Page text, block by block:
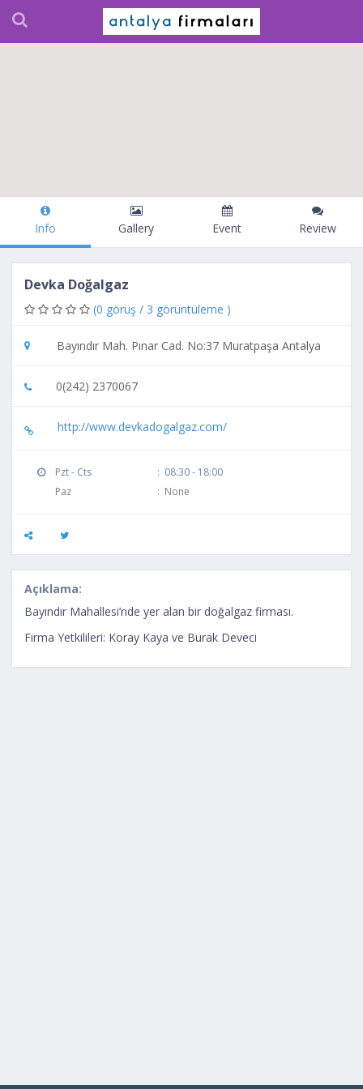
Info Gallery Event Review
Devka Doğalgaz
(0 görüş / 3 görüntüleme )
Bayındır Mah. Pınar Cad. No:37 Muratpaşa Antalya
0(242) 2370067
http://www.devkadogalgaz.com/
Pzt - Cts : 08:30 - 18:00
Paz
: None
Açıklama:
Bayındır Mahallesi’nde yer alan bir doğalgaz firması.
Firma Yetkilileri: Koray Kaya ve Burak Deveci